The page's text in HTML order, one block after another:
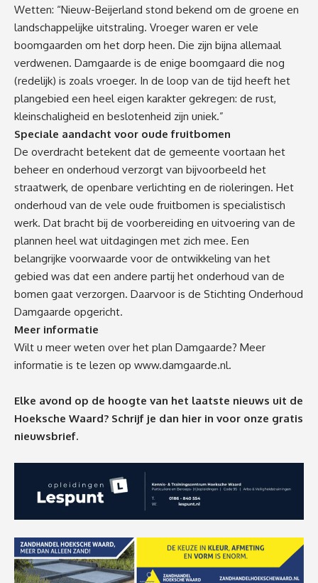
Wetten: “Nieuw-Beijerland stond bekend om de groene en
landschappelijke uitstraling. Vroeger waren er vele
boomgaarden om het dorp heen. Die zijn bijna allemaal
verdwenen. Damgaarde is de enige boomgaard die nog
(redelijk) is zoals vroeger. In de loop van de tijd heeft het
plangebied een heel eigen karakter gekregen: de rust,
kleinschaligheid en beslotenheid zijn uniek.”
Speciale aandacht voor oude fruitbomen
De overdracht betekent dat de gemeente voortaan het
beheer en onderhoud verzorgt van bijvoorbeeld het
straatwerk, de openbare verlichting en de rioleringen. Het
onderhoud van de vele oude fruitbomen is specialistisch
werk. Dat bracht bij de voorbereiding en uitvoering van de
plannen heel wat uitdagingen met zich mee. Een
belangrijke voorwaarde voor de ontwikkeling van het
gebied was dat een andere partij het onderhoud van de
bomen gaat verzorgen. Daarvoor is de Stichting Onderhoud
Damgaarde opgericht.
Meer informatie
Wilt u meer weten over het plan Damgaarde? Meer
informatie is te lezen op www.damgaarde.nl.
Elke avond op de hoogte van het laatste nieuws uit de
Hoeksche Waard? Schrijf je dan hier in voor onze gratis
nieuwsbrief.